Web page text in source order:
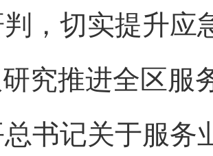
，切实提升应
究推进全区服
书记关于服务